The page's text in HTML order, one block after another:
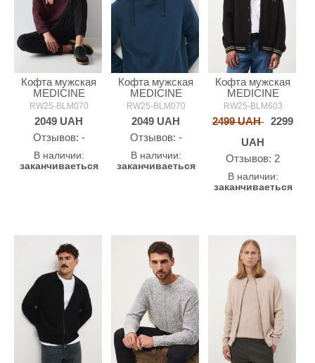
Кофта мужская
MEDICINE
RW25-BLM070
2049 UAH
Oтзывов: -
В наличии:
заканчиваеться
Кофта мужская
MEDICINE
RW25-BLM070
2049 UAH
Oтзывов: -
В наличии:
заканчиваеться
Кофта мужская
MEDICINE
RW25-BLM603
2499 UAH
2299
UAH
Oтзывов: 2
В наличии:
заканчиваеться